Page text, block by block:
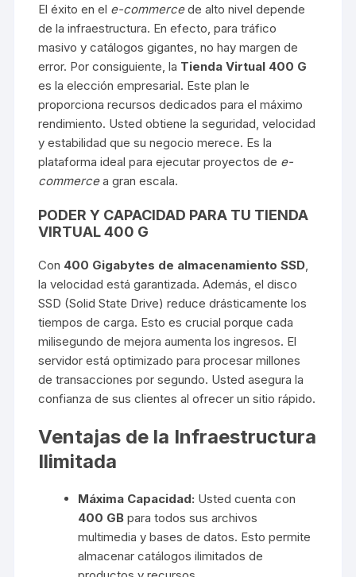
El éxito en el e-commercede alto nivel depende
de la infraestructura. En efecto, para tráfico
masivo y catálogos gigantes, no hay margen de
error. Por consiguiente, la Tienda Virtual 400 G
es la elección empresarial. Este plan le
proporciona recursos dedicados para el máximo
rendimiento. Usted obtiene la seguridad, velocidad
y estabilidad que su negocio merece. Es la
plataforma ideal para ejecutar proyectos de e-
commercea gran escala.
PODER Y CAPACIDAD PARA TU TIENDA
VIRTUAL 400 G
Con 400 Gigabytes de almacenamiento SSD
la velocidad está garantizada. Además, el disco
SSD (Solid State Drive) reduce drásticamente los
tiempos de carga. Esto es crucial porque cada
milisegundo de mejora aumenta los ingresos. El
servidor está optimizado para procesar millones
de transacciones por segundo. Usted asegura la
confianza de sus clientes al ofrecer un sitio rápido.
Ventajas de la Infraestructura
Ilimitada
Máxima Capacidad: Usted cuenta con
400 GB para todos sus archivos
multimedia y bases de datos. Esto permite
almacenar catálogos ilimitados de